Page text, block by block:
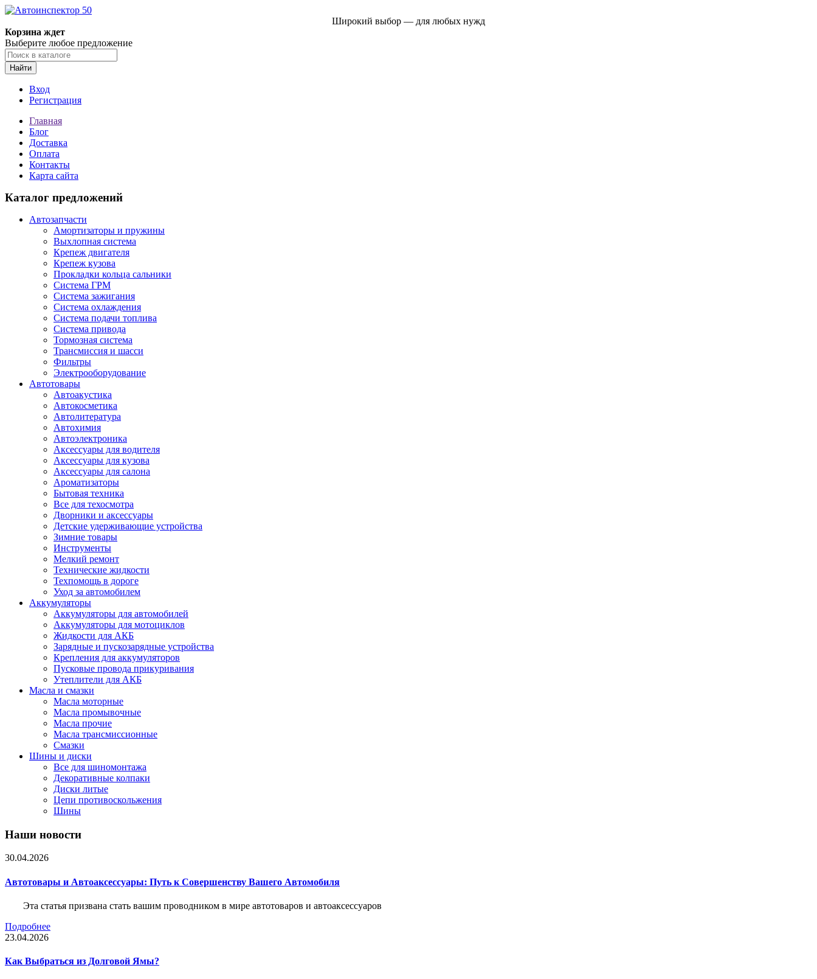
Широкий выбор — для любых нужд
Корзина ждет
Выберите любое предложение
Найти
Вход
Регистрация
Главная
Блог
Доставка
Оплата
Контакты
Карта сайта
Каталог предложений
Автозапчасти
Амортизаторы и пружины
Выхлопная система
Крепеж двигателя
Крепеж кузова
Прокладки кольца сальники
Система ГРМ
Система зажигания
Система охлаждения
Система подачи топлива
Система привода
Тормозная система
Трансмиссия и шасси
Фильтры
Электрооборудование
Автотовары
Автоакустика
Автокосметика
Автолитература
Автохимия
Автоэлектроника
Аксессуары для водителя
Аксессуары для кузова
Аксессуары для салона
Ароматизаторы
Бытовая техника
Все для техосмотра
Дворники и аксессуары
Детские удерживающие устройства
Зимние товары
Инструменты
Мелкий ремонт
Технические жидкости
Техпомощь в дороге
Уход за автомобилем
Аккумуляторы
Аккумуляторы для автомобилей
Аккумуляторы для мотоциклов
Жидкости для АКБ
Зарядные и пускозарядные устройства
Крепления для аккумуляторов
Пусковые провода прикуривания
Утеплители для АКБ
Масла и смазки
Масла моторные
Масла промывочные
Масла прочие
Масла трансмиссионные
Смазки
Шины и диски
Все для шиномонтажа
Декоративные колпаки
Диски литые
Цепи противоскольжения
Шины
Наши новости
30.04.2026
Автотовары и Автоаксессуары: Путь к Совершенству Вашего Автомобиля
Эта статья призвана стать вашим проводником в мире автотоваров и автоаксессуаров
Подробнее
23.04.2026
Как Выбраться из Долговой Ямы?